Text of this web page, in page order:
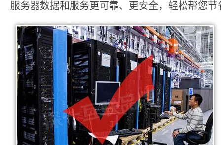
服务器数据和服务更可靠、更安全，轻松帮您节